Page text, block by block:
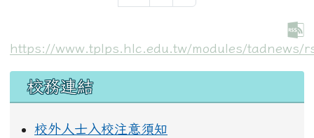
https://www.tplps.hlc.edu.tw/modules/tadnews/
左邊區域內容
校務連結
校外人士入校注意須知